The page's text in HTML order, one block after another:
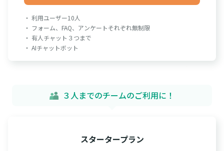
・ 利用ユーザー10人
・ フォーム、FAQ、アンケートそれぞれ無制限
・ 有人チャット３つまで
・ AIチャットボット
３人までのチームのご利用に！
スタータープラン